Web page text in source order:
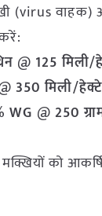
(virus
@ 125 मिली/
350 मिली/
WG @ 250
को